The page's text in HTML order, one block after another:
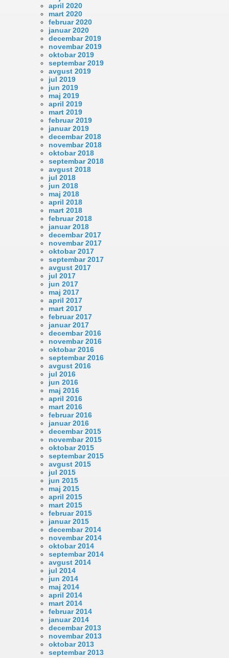
april 2020
mart 2020
februar 2020
januar 2020
decembar 2019
novembar 2019
oktobar 2019
septembar 2019
avgust 2019
jul 2019
jun 2019
maj 2019
april 2019
mart 2019
februar 2019
januar 2019
decembar 2018
novembar 2018
oktobar 2018
septembar 2018
avgust 2018
jul 2018
jun 2018
maj 2018
april 2018
mart 2018
februar 2018
januar 2018
decembar 2017
novembar 2017
oktobar 2017
septembar 2017
avgust 2017
jul 2017
jun 2017
maj 2017
april 2017
mart 2017
februar 2017
januar 2017
decembar 2016
novembar 2016
oktobar 2016
septembar 2016
avgust 2016
jul 2016
jun 2016
maj 2016
april 2016
mart 2016
februar 2016
januar 2016
decembar 2015
novembar 2015
oktobar 2015
septembar 2015
avgust 2015
jul 2015
jun 2015
maj 2015
april 2015
mart 2015
februar 2015
januar 2015
decembar 2014
novembar 2014
oktobar 2014
septembar 2014
avgust 2014
jul 2014
jun 2014
maj 2014
april 2014
mart 2014
februar 2014
januar 2014
decembar 2013
novembar 2013
oktobar 2013
septembar 2013